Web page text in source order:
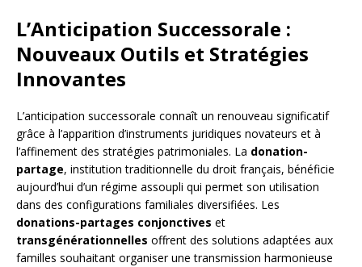
L’Anticipation Successorale :
Nouveaux Outils et Stratégies
Innovantes
L’anticipation successorale connaît un renouveau significatif
grâce à l’apparition d’instruments juridiques novateurs et à
l’affinement des stratégies patrimoniales. La donation-
partage, institution traditionnelle du droit français, bénéficie
aujourd’hui d’un régime assoupli qui permet son utilisation
dans des configurations familiales diversifiées. Les
donations-partages conjonctives et
transgénérationnelles offrent des solutions adaptées aux
familles souhaitant organiser une transmission harmonieuse